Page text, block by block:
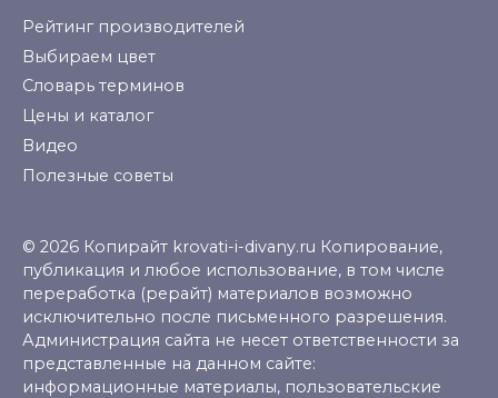
Рейтинг производителей
Выбираем цвет
Словарь терминов
Цены и каталог
Видео
Полезные советы
© 2026 Копирайт krovati-i-divany.ru Копирование,
публикация и любое использование, в том числе
переработка (рерайт) материалов возможно
исключительно после письменного разрешения.
Администрация сайта не несет ответственности за
представленные на данном сайте:
информационные материалы, пользовательские